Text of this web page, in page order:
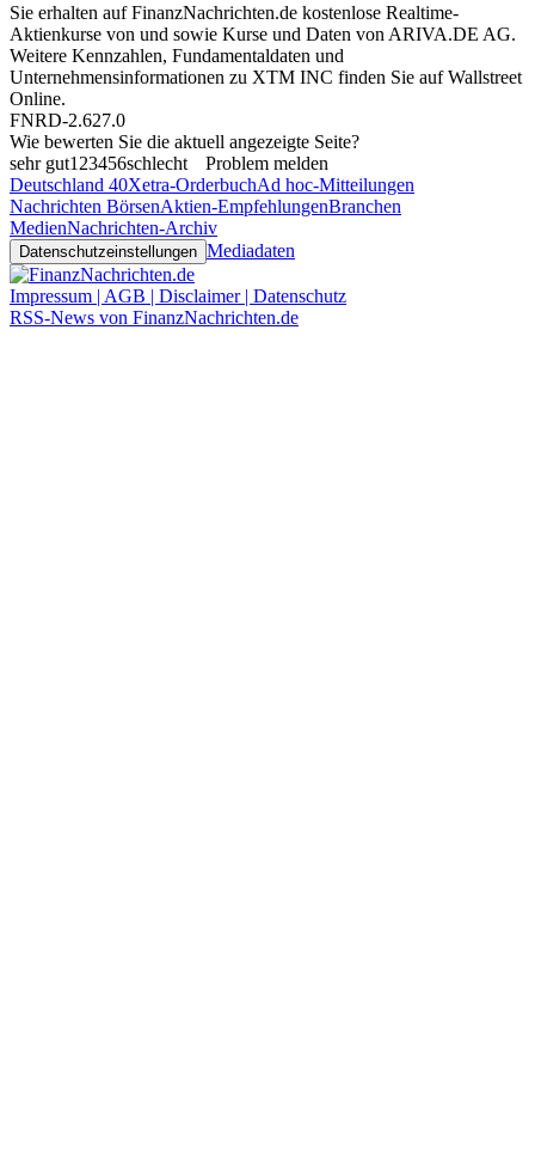
Sie erhalten auf FinanzNachrichten.de kostenlose Realtime-
Aktienkurse von und sowie Kurse und Daten von ARIVA.DE AG.
Weitere Kennzahlen, Fundamentaldaten und
Unternehmensinformationen zu XTM INC finden Sie aufWallstreet
Online.
FNRD-2.627.0
Wie bewerten Sie die aktuell angezeigte Seite?
sehr gut1 23456schlecht
Problem melden
Deutschland 40Xetra-OrderbuchAd hoc-Mitteilungen
Nachrichten BörsenAktien-EmpfehlungenBranchen
MedienNachrichten-Archiv
Datenschutzeinstellungen Mediadaten
Impressum | AGB | Disclaimer | Datenschutz
RSS-News von FinanzNachrichten.de